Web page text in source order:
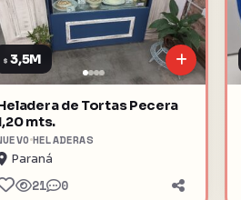
$ 3,5M
de Tortas Pecera
mts.
HELADERAS
Paraná
21 0